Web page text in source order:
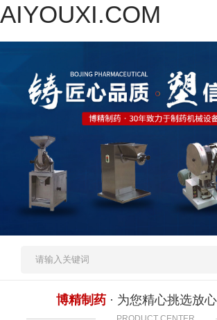
AIYOUXI.COM
网站AIYOUXI.COM
施工案例
关于我们
人才招聘
博精制药 · 为您精心挑选放心